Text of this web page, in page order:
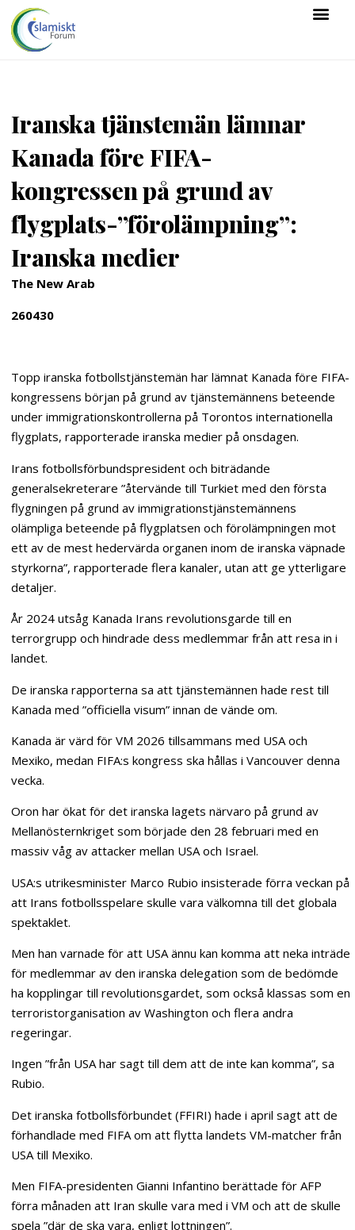
Iranska tjänstemän lämnar
Kanada före FIFA-
kongressen på grund av
flygplats-”förolämpning”:
Iranska medier
The New Arab
260430
Topp iranska fotbollstjänstemän har lämnat Kanada före FIFA-
kongressens början på grund av tjänstemännens beteende
under immigrationskontrollerna på Torontos internationella
flygplats, rapporterade iranska medier på onsdagen.
Irans fotbollsförbundspresident och biträdande
generalsekreterare ”återvände till Turkiet med den första
flygningen på grund av immigrationstjänstemännens
olämpliga beteende på flygplatsen och förolämpningen mot
ett av de mest hedervärda organen inom de iranska väpnade
styrkorna”, rapporterade flera kanaler, utan att ge ytterligare
detaljer.
År 2024 utsåg Kanada Irans revolutionsgarde till en
terrorgrupp och hindrade dess medlemmar från att resa in i
landet.
De iranska rapporterna sa att tjänstemännen hade rest till
Kanada med ”officiella visum” innan de vände om.
Kanada är värd för VM 2026 tillsammans med USA och
Mexiko, medan FIFA:s kongress ska hållas i Vancouver denna
vecka.
Oron har ökat för det iranska lagets närvaro på grund av
Mellanösternkriget som började den 28 februari med en
massiv våg av attacker mellan USA och Israel.
USA:s utrikesminister Marco Rubio insisterade förra veckan på
att Irans fotbollsspelare skulle vara välkomna till det globala
spektaklet.
Men han varnade för att USA ännu kan komma att neka inträde
för medlemmar av den iranska delegation som de bedömde
ha kopplingar till revolutionsgardet, som också klassas som en
terroristorganisation av Washington och flera andra
regeringar.
Ingen ”från USA har sagt till dem att de inte kan komma”, sa
Rubio.
Det iranska fotbollsförbundet (FFIRI) hade i april sagt att de
förhandlade med FIFA om att flytta landets VM-matcher från
USA till Mexiko.
Men FIFA-presidenten Gianni Infantino berättade för AFP
förra månaden att Iran skulle vara med i VM och att de skulle
spela ”där de ska vara, enligt lottningen”.